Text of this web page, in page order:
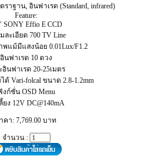
ราฐาน, อินฟาเรด (Standard, infrared)
Feature:
SONY Effio E CCD
ละเอียด 700 TV Line
พแม้มีแสงน้อย 0.01Lux/F1.2
อินฟาเรด 10 ดวง
อินฟาเรด 20-25เมตร
ด้ Vari-folcal ขนาด 2.8-1.2mm
งก์ชั่น OSD Menu
ยง 12V DC@140mA
คา: 7,769.00 บาท
จำนวน :